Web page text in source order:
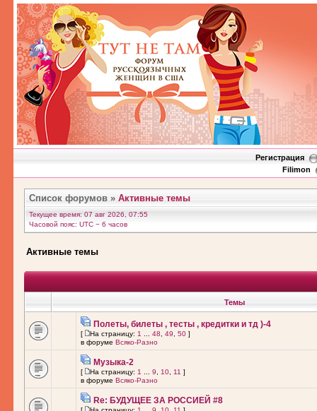
Регистрация
Filimon
Список форумов » Активные темы
Текущее время: 07 авг 2026, 07:55
Часовой пояс: UTC − 6 часов
Активные темы
Темы
Полеты, билеты , тесты , кредитки и тд )-4
[ На страницу: 1 48 49 50 ]
в форуме Всяко-Разно
Музыка-2
[ На страницу: 1 9 10 11 ]
в форуме Всяко-Разно
Re: БУДУЩЕЕ ЗА РОССИЕЙ #8